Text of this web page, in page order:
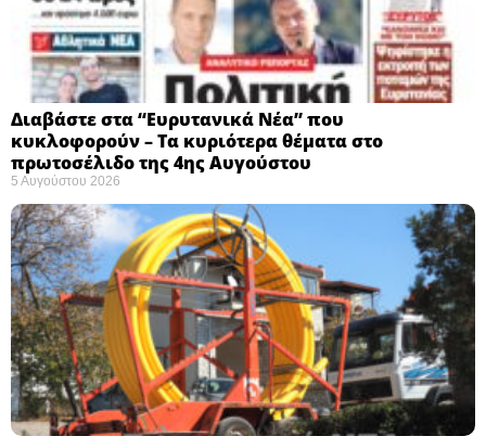
Διαβάστε στα “Ευρυτανικά Νέα” που
κυκλοφορούν – Τα κυριότερα θέματα στο
πρωτοσέλιδο της 4ης Αυγούστου
5 Αυγούστου 2026